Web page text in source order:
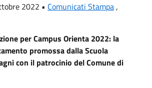
2022 • Comunicati Stampa,
per Campus Orienta 2022: la
promossa dalla Scuola
con il patrocinio del Comune di